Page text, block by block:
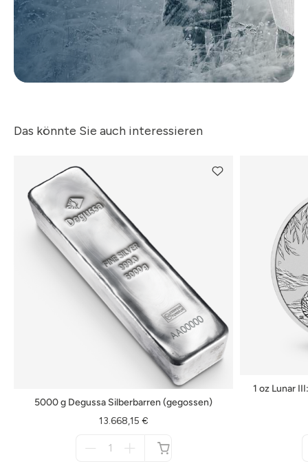
Das könnte Sie auch interessieren
5000 g Degussa Silberbarren (gegossen)
13.668,15 €
1 oz Lunar